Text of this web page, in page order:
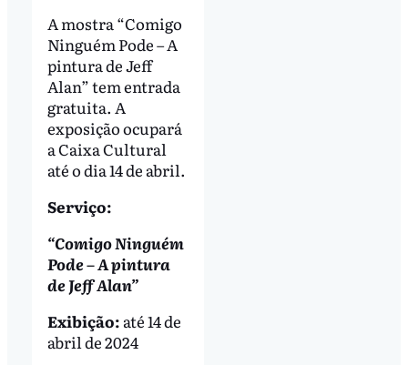
A mostra “Comigo
Ninguém Pode – A
pintura de Jeff
Alan” tem entrada
gratuita. A
exposição ocupará
a Caixa Cultural
até o dia 14 de abril.
Serviço:
“Comigo Ninguém
Pode – A pintura
de Jeff Alan”
Exibição: até 14 de
abril de 2024